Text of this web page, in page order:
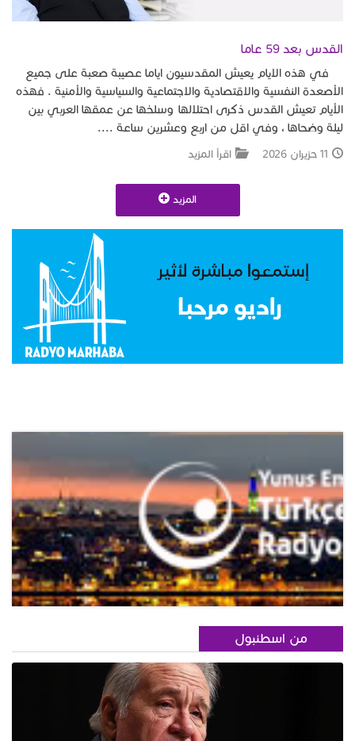
القدس بعد 59 عاما
في هذه الايام يعيش المقدسيون اياما عصيبة صعبة على جميع
الأصعدة النفسية والاقتصادية والاجتماعية والسياسية والأمنية . فهذه
الأيام تعيش القدس ذكرى احتلالها وسلخها عن عمقها العربي بين
ليلة وضحاها ، وفي اقل من اربع وعشرين ساعة ....
11 حزيران 2026 اقرأ المزيد
المزيد
من اسطنبول